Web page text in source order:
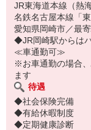
JR東海道本線（熱
名鉄名古屋本線「
愛知県岡崎市／最
◆JR岡崎駅からは
≪車通勤可≫
※お車通勤の場合
ます
待遇
◆社会保険完備
◆有給休暇制度
◆定期健康診断